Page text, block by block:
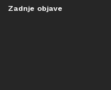
Zadnje objave